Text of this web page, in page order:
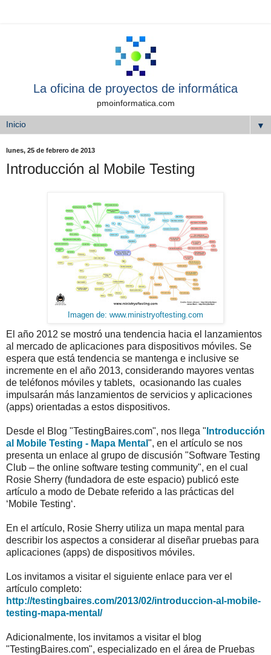
La oficina de proyectos de informática
pmoinformatica.com
▼
lunes, 25 de febrero de 2013
Introducción al Mobile Testing
Imagen de: www.ministryoftesting.com
El año 2012 se mostró una tendencia hacia el lanzamientos
al mercado de aplicaciones para dispositivos móviles. Se
espera que está tendencia se mantenga e inclusive se
incremente en el año 2013, considerando mayores ventas
de teléfonos móviles y tablets, ocasionando las cuales
impulsarán más lanzamientos de servicios y aplicaciones
(apps) orientadas a estos dispositivos.
Desde el Blog "TestingBaires.com", nos llega " Introducción
al Mobile Testing - Mapa Mental ", en el artículo se nos
presenta un enlace al grupo de discusión "Software Testing
Club – the online software testing community", en el cual
Rosie Sherry (fundadora de este espacio) publicó este
artículo a modo de Debate referido a las prácticas del
‘Mobile Testing‘.
En el artículo, Rosie Sherry utiliza un mapa mental para
describir los aspectos a considerar al diseñar pruebas para
aplicaciones (apps) de dispositivos móviles.
Los invitamos a visitar el siguiente enlace para ver el
artículo completo:
http://testingbaires.com/2013/02/introduccion-al-mobile-
testing-mapa-mental/
Adicionalmente, los invitamos a visitar el blog
"TestingBaires.com", especializado en el área de Pruebas